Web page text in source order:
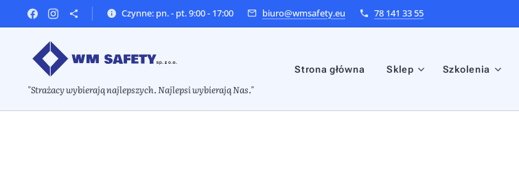
Czynne: pn. - pt. 9:00 - 17:00 biuro@wmsafety.eu 78 141 33 55
"Strażacy wybierają najlepszych. Najlepsi wybierają Nas."
Strona główna Sklep Szkolenia